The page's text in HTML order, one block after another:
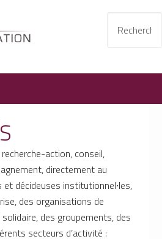
action, conseil,
directement au
et décideuses institutionnel∙les,
des organisations de
des groupements, des
secteurs d’activité :